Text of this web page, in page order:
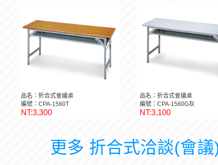
品名：折合式會議桌
編號：CPA-1560T
NT:3,300
品名：折合式會議桌
編號：CPA-1560G灰
NT:3,100
更多 折合式洽談(會